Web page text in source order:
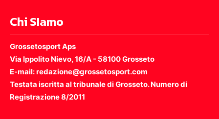
Chi SIamo
Grossetosport Aps
Via Ippolito Nievo, 16/A - 58100 Grosseto
E-mail: redazione@grossetosport.com
Testata iscritta al tribunale di Grosseto. Numero di
Registrazione 8/2011